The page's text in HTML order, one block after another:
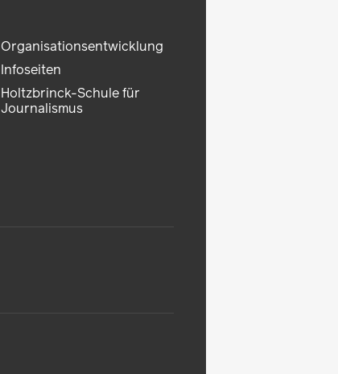
Organisationsentwicklung
Infoseiten
Holtzbrinck-Schule für
Journalismus